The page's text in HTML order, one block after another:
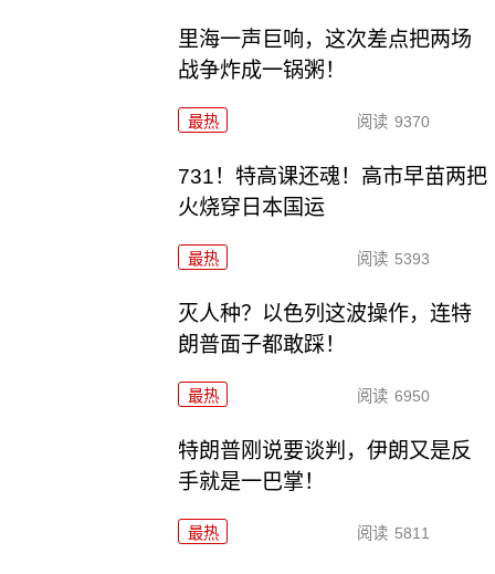
里海一声巨响，这次差点把两场
战争炸成一锅粥！
最热 阅读 9370
731！特高课还魂！高市早苗两把
火烧穿日本国运
最热 阅读 5393
灭人种？以色列这波操作，连特
朗普面子都敢踩！
最热 阅读 6950
特朗普刚说要谈判，伊朗又是反
手就是一巴掌！
最热 阅读 5811